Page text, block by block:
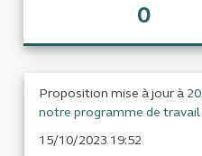
0
Proposition mise à jour à
notre programme de travail
15/10/2023 19:52